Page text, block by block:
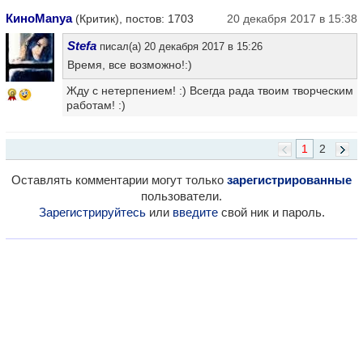
КиноManya(Критик), постов: 1703 20 декабря 2017 в 15:38
9
Stefa писал(а) 20 декабря 2017 в 15:26
Время, все возможно!:)
Жду с нетерпением! :) Всегда рада твоим творческим
работам! :)
2
1
Оставлять комментарии могут только зарегистрированные
пользователи.
Зарегистрируйтесьили введитесвой ник и пароль.